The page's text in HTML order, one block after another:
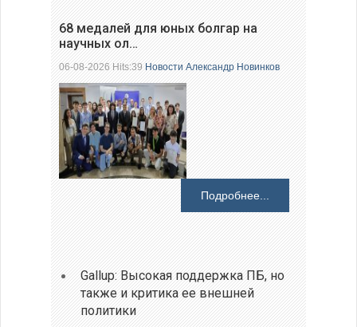
68 медалей для юных болгар на
научных ол…
06-08-2026 Hits:39Новости Александр Новинков
Подробнее...
Gallup: Высокая поддержка ПБ, но
также и критика ее внешней
политики